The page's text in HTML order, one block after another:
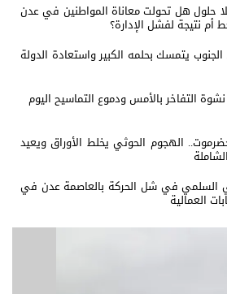
بلا حلول هل تحولت معاناة المواطنين في عدن
نتيجة لفشل الإدارة؟
يتمسك بحلمه الكبير واستعادة الدولة
التفاخر بالأمس ودموع التماسيح اليوم
الهجوم الحوثي يخلط الأوراق ويعيد
السلمي في شل الحركة بالعاصمة عدن في
العمالية